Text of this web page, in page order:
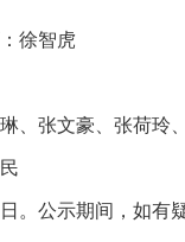
徐智虎
、张文豪、张荷玲
。公示期间，如